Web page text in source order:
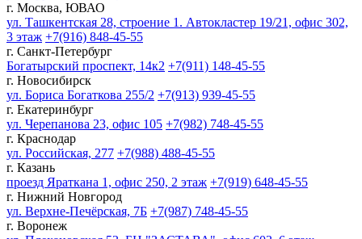
г. Москва, ЮВАО
ул. Ташкентская 28, строение 1. Автокластер 19/21, офис 302,
3 этаж +7(916) 848-45-55
г. Санкт-Петербург
Богатырский проспект, 14к2 +7(911) 148-45-55
г. Новосибирск
ул. Бориса Богаткова 255/2 +7(913) 939-45-55
г. Екатеринбург
ул. Черепанова 23, офис 105 +7(982) 748-45-55
г. Краснодар
ул. Российская, 277 +7(988) 488-45-55
г. Казань
проезд Яраткана 1, офис 250, 2 этаж +7(919) 648-45-55
г. Нижний Новгород
ул. Верхне-Печёрская, 7Б +7(987) 748-45-55
г. Воронеж